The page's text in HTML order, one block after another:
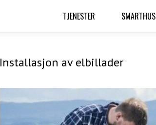
TJENESTER SMARTHUS
Installasjon av elbillader